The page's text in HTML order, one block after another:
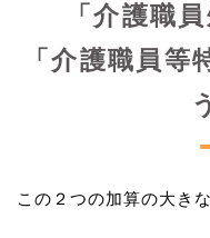
「介護職
「介護職員等
この２つの加算の大き